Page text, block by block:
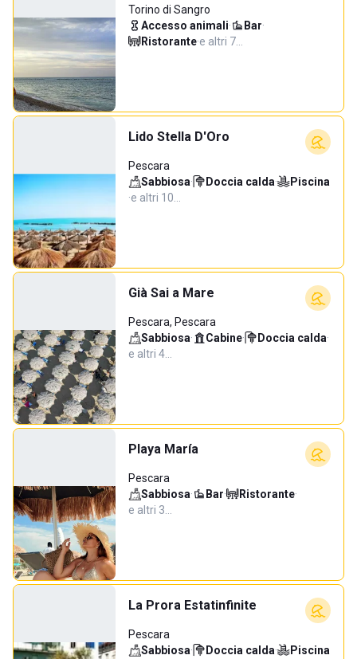
Torino di Sangro
Accesso animali· Bar·
Ristorante·e altri 7…
Lido Stella D'Oro
Pescara
Sabbiosa· Doccia calda·
Piscina
·e altri 10…
Già Sai a Mare
Pescara, Pescara
Sabbiosa· Cabine· Doccia calda·
e altri 4…
Playa María
Pescara
Sabbiosa· Bar· Ristorante·
e altri 3…
La Prora Estatinfinite
Pescara
Sabbiosa· Doccia calda·
Piscina